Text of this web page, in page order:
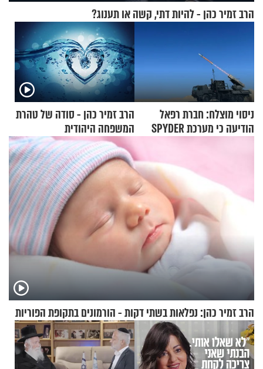
הרב זמיר כהן - להיות דתי, קשה או תענוג?
ניסוי מוצלח: חברת רפאל
הודיעה כי מערכת SPYDER
הצליחה ליירט כטב"ם
הרב זמיר כהן - סודה של טהרת
המשפחה היהודית
הרב זמיר כהן: נפלאות בשתי דקות - הורמונים בתקופת הפוריות